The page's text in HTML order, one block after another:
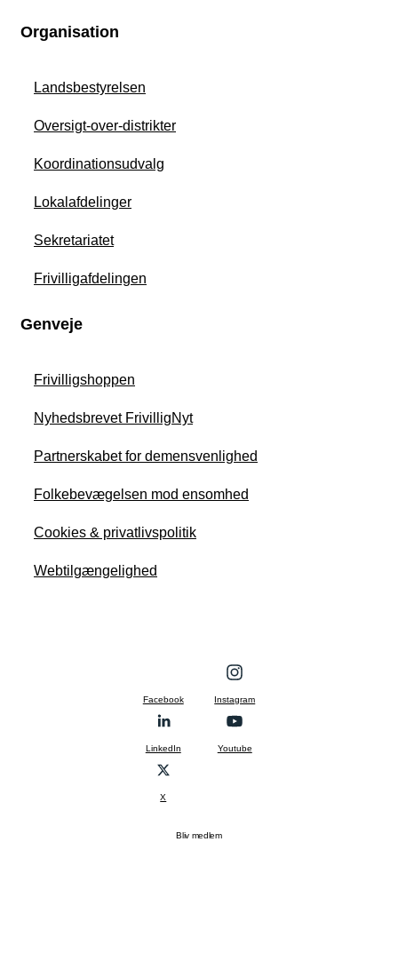
Organisation
Landsbestyrelsen
Oversigt-over-distrikter
Koordinationsudvalg
Lokalafdelinger
Sekretariatet
Frivilligafdelingen
Genveje
Frivilligshoppen
Nyhedsbrevet FrivilligNyt
Partnerskabet for demensvenlighed
Folkebevægelsen mod ensomhed
Cookies & privatlivspolitik
Webtilgængelighed
Facebook Instagram
LinkedIn Youtube
X
Bliv medlem